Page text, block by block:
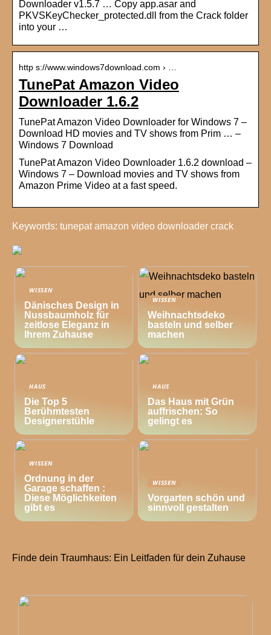
Downloader v1.5.7 … Copy app.asar and
PKVSKeyChecker_protected.dll from the Crack folder
into your …
http s://www.windows7download.com › …
TunePat Amazon Video
Downloader 1.6.2
TunePat Amazon Video Downloader for Windows 7 –
Download HD movies and TV shows from Prim … –
Windows 7 Download
TunePat Amazon Video Downloader 1.6.2 download –
Windows 7 – Download movies and TV shows from
Amazon Prime Video at a fast speed.
Keywords: tunepat amazon video downloader crack
WISSEN
Dänisches Design in
Nussbaumholz für
zeitlose Eleganz in
Ihrem Zuhause
WISSEN
Weihnachtsdeko
basteln und selber
machen
HAUS
Die Top 5
Berühmtesten
Designerstühle
HAUS
Das Haus mit Grün
auffrischen: So
gelingt es
WISSEN
Ordnung in der
Garage schaffen :
Diese Möglichkeiten
gibt es
WISSEN
Vorgarten schön und
sinnvoll gestalten
Finde dein Traumhaus: Ein Leitfaden für dein Zuhause